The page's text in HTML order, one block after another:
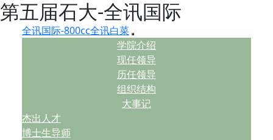
第五届石大-全讯国际
全讯国际-800cc全讯白菜
学院介绍
现任领导
历任领导
组织结构
大事记
杰出人才
博士生导师